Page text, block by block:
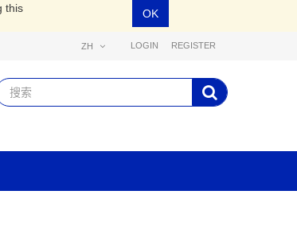
this
OK
ZH LOGIN REGISTER